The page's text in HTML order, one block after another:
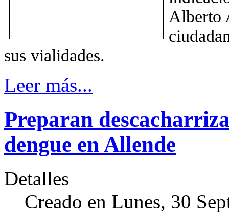
Alberto
sus vialidades.
Leer más...
Preparan
dengue en Allende
Detalles
Creado en Lunes, 30